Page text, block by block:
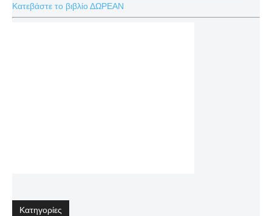
Κατεβάστε το βιβλίο ΔΩΡΕΑΝ
Κατηγορίες